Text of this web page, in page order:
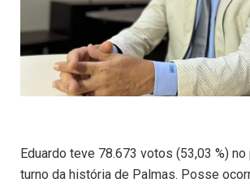
Eduardo teve 78.673 votos (53,03 %) no
turno da história de Palmas. Posse